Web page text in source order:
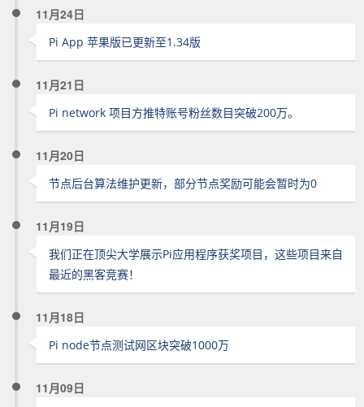
11月24日
Pi App 苹果版已更新至1.34版
11月21日
Pi network 项目方推特账号粉丝数目突破200万。
11月20日
节点后台算法维护更新，部分节点奖励可能会暂时为0
11月19日
我们正在顶尖大学展示Pi应用程序获奖项目，这些项目来自
最近的黑客竞赛！
11月18日
Pi node节点测试网区块突破1000万
11月09日